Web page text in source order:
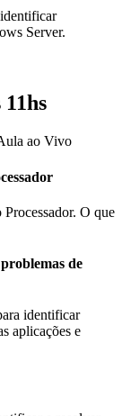
Server.
ao Vivo
O que
de
identificar
aplicações e